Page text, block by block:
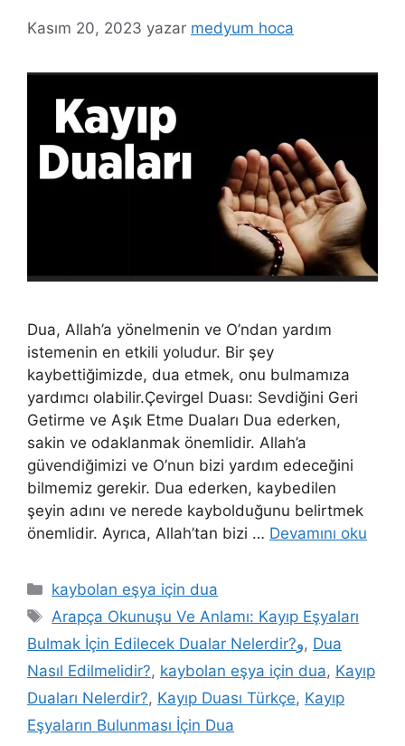
Kasım 20, 2023 yazar medyum hoca
Dua, Allah’a yönelmenin ve O’ndan yardım
istemenin en etkili yoludur. Bir şey
kaybettiğimizde, dua etmek, onu bulmamıza
yardımcı olabilir.Çevirgel Duası: Sevdiğini Geri
Getirme ve Aşık Etme Duaları Dua ederken,
sakin ve odaklanmak önemlidir. Allah’a
güvendiğimizi ve O’nun bizi yardım edeceğini
bilmemiz gerekir. Dua ederken, kaybedilen
şeyin adını ve nerede kaybolduğunu belirtmek
önemlidir. Ayrıca, Allah’tan bizi … Devamını oku
kaybolan eşya için dua
Arapça Okunuşu Ve Anlamı: Kayıp Eşyaları
Bulmak İçin Edilecek Dualar Nelerdir?و, Dua
Nasıl Edilmelidir?, kaybolan eşya için dua, Kayıp
Duaları Nelerdir?, Kayıp Duası Türkçe, Kayıp
Eşyaların Bulunması İçin Dua